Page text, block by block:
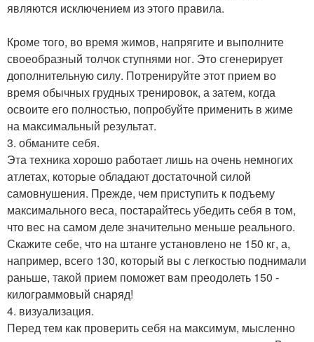
являются исключением из этого правила.
Кроме того, во время жимов, напрягите и выполните
своеобразный толчок ступнями ног. Это сгенерирует
дополнительную силу. Потренируйте этот прием во
время обычных грудных тренировок, а затем, когда
освоите его полностью, попробуйте применить в жиме
на максимальный результат.
3. обманите себя.
Эта техника хорошо работает лишь на очень немногих
атлетах, которые обладают достаточной силой
самовнушения. Прежде, чем приступить к подъему
максимального веса, постарайтесь убедить себя в том,
что вес на самом деле значительно меньше реального.
Скажите себе, что на штанге установлено не 150 кг, а,
например, всего 130, который вы с легкостью поднимали
раньше, такой прием поможет вам преодолеть 150 -
килограммовый снаряд!
4. визуализация.
Перед тем как проверить себя на максимум, мысленно